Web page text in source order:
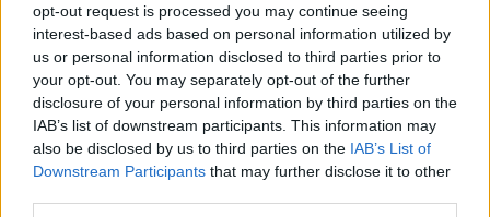
opt-out request is processed you may continue seeing
interest-based ads based on personal information utilized by
us or personal information disclosed to third parties prior to
your opt-out. You may separately opt-out of the further
disclosure of your personal information by third parties on the
IAB’s list of downstream participants. This information may
also be disclosed by us to third parties on the IAB’s List of
Downstream Participants that may further disclose it to other
Το ζευγάρι έχει αποκτήσει μία κόρη - Δείτε το βίντεο